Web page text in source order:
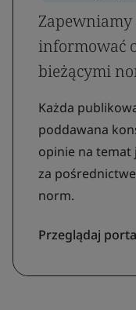
informować
bieżącymi
Każda
poddawana
opinie na temat
za
norm.
Przeglądaj